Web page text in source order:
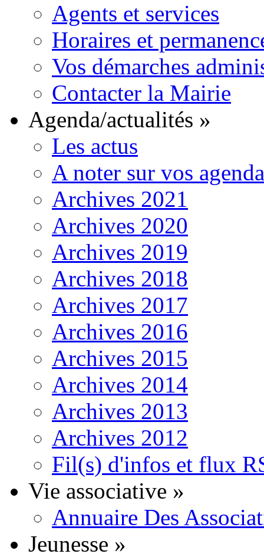
Agents et services
Horaires et
Vos démarches
Contacter la Mairie
Agenda/actualités »
Les actus
A noter sur vos
Archives 2021
Archives 2020
Archives 2019
Archives 2018
Archives 2017
Archives 2016
Archives 2015
Archives 2014
Archives 2013
Archives 2012
Fil(s) d'infos et flux
Vie associative »
Annuaire Des
Jeunesse »